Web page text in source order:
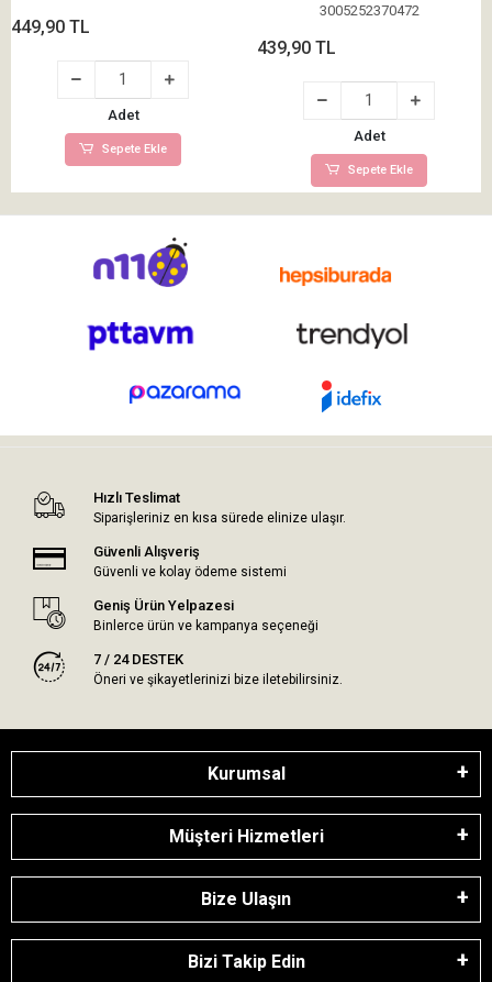
449,90 TL
Adet
Sepete Ekle
3005252370472
439,90 TL
Adet
Sepete Ekle
Hızlı Teslimat
Siparişleriniz en kısa sürede elinize ulaşır.
Güvenli Alışveriş
Güvenli ve kolay ödeme sistemi
Geniş Ürün Yelpazesi
Binlerce ürün ve kampanya seçeneği
7 / 24 DESTEK
Öneri ve şikayetlerinizi bize iletebilirsiniz.
Kurumsal
Müşteri Hizmetleri
Bize Ulaşın
Bizi Takip Edin